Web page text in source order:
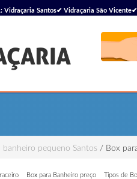
Vidraçaria Santos✔ Vidraçaria São
pequeno Santos / Box
Box para Banheiro preço Tipos de